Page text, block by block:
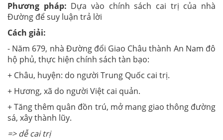
Phương pháp: Dựa vào chính sách cai trị của nhà
Đường để suy luận trả lời
Cách giải:
- Năm 679, nhà Đường đổi Giao Châu thành An Nam đô
hộ phủ, thực hiện chính sách tàn bạo:
+ Châu, huyện: do người Trung Quốc cai trị.
+ Hương, xã do người Việt cai quản.
+ Tăng thêm quân đồn trú, mở mang giao thông đường
sá, xây thành lũy.
=> dễ cai trị